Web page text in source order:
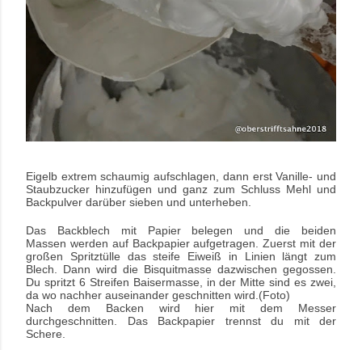
Eigelb extrem schaumig aufschlagen, dann erst Vanille- und
Staubzucker hinzufügen und ganz zum Schluss Mehl und
Backpulver darüber sieben und unterheben.
Das Backblech mit Papier belegen und die beiden
Massen werden auf Backpapier aufgetragen. Zuerst mit der
großen Spritztülle das steife Eiweiß in Linien längt zum
Blech. Dann wird die Bisquitmasse dazwischen gegossen.
Du spritzt 6 Streifen Baisermasse, in der Mitte sind es zwei,
da wo nachher auseinander geschnitten wird.(Foto)
Nach dem Backen wird hier mit dem Messer
durchgeschnitten. Das Backpapier trennst du mit der
Schere.